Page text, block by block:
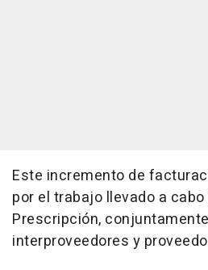
Este incremento de
por el trabajo llevado a
Prescripción,
interproveedores y